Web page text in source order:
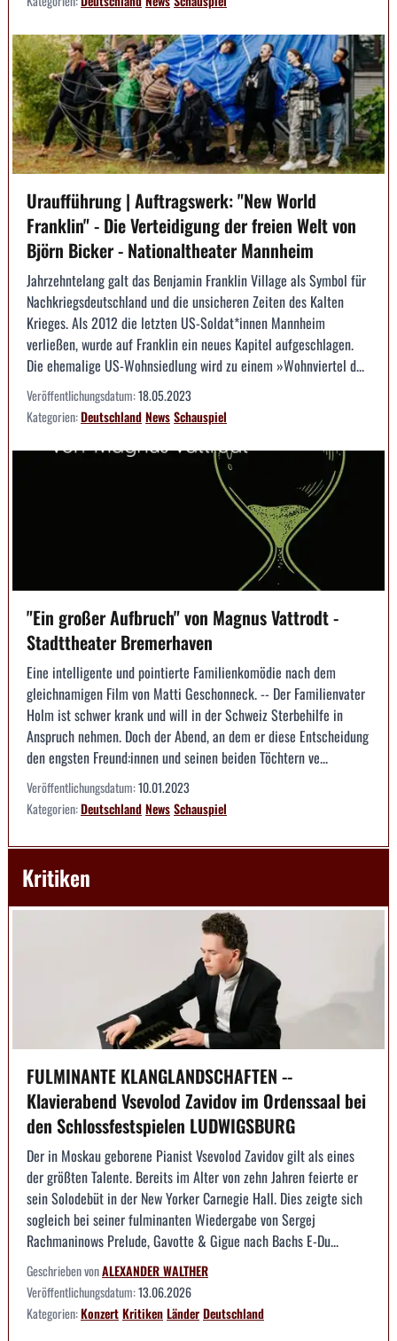
Uraufführung | Auftragswerk: "New World
Franklin" - Die Verteidigung der freien Welt von
Björn Bicker - Nationaltheater Mannheim
Jahrzehntelang galt das Benjamin Franklin Village als Symbol für
Nachkriegsdeutschland und die unsicheren Zeiten des Kalten
Krieges. Als 2012 die letzten US-Soldat*innen Mannheim
verließen, wurde auf Franklin ein neues Kapitel aufgeschlagen.
Die ehemalige US-Wohnsiedlung wird zu einem »Wohnviertel d...
Veröffentlichungsdatum:18.05.2023
Kategorien:DeutschlandNewsSchauspiel
"Ein großer Aufbruch" von Magnus Vattrodt -
Stadttheater Bremerhaven
Eine intelligente und pointierte Familienkomödie nach dem
gleichnamigen Film von Matti Geschonneck. -- Der Familienvater
Holm ist schwer krank und will in der Schweiz Sterbehilfe in
Anspruch nehmen. Doch der Abend, an dem er diese Entscheidung
den engsten Freund:innen und seinen beiden Töchtern ve...
Veröffentlichungsdatum:10.01.2023
Kategorien:DeutschlandNewsSchauspiel
Kritiken
FULMINANTE KLANGLANDSCHAFTEN --
Klavierabend Vsevolod Zavidov im Ordenssaal bei
den Schlossfestspielen LUDWIGSBURG
Der in Moskau geborene Pianist Vsevolod Zavidov gilt als eines
der größten Talente. Bereits im Alter von zehn Jahren feierte er
sein Solodebüt in der New Yorker Carnegie Hall. Dies zeigte sich
sogleich bei seiner fulminanten Wiedergabe von Sergej
Rachmaninows Prelude, Gavotte & Gigue nach Bachs E-Du...
Geschrieben vonALEXANDER WALTHER
Veröffentlichungsdatum:13.06.2026
Kategorien:KonzertKritikenLänderDeutschland